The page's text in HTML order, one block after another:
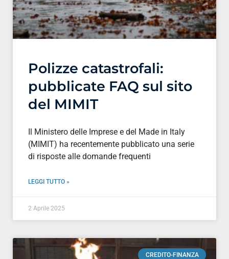
Polizze catastrofali:
pubblicate FAQ sul sito
del MIMIT
Il Ministero delle Imprese e del Made in Italy
(MIMIT) ha recentemente pubblicato una serie
di risposte alle domande frequenti
LEGGI TUTTO »
2 Aprile 2025
CREDITO-FINANZA